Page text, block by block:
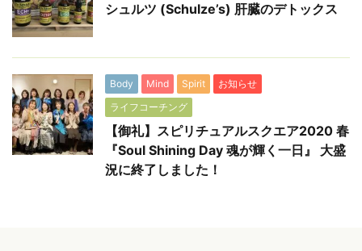
シュルツ (Schulze’s) 肝臓のデトックス
Body Mind Spirit
お知らせ
ライフコーチング
【御礼】スピリチュアルスクエア2020 春
『Soul Shining Day 魂が輝く一日』 大盛
況に終了しました！